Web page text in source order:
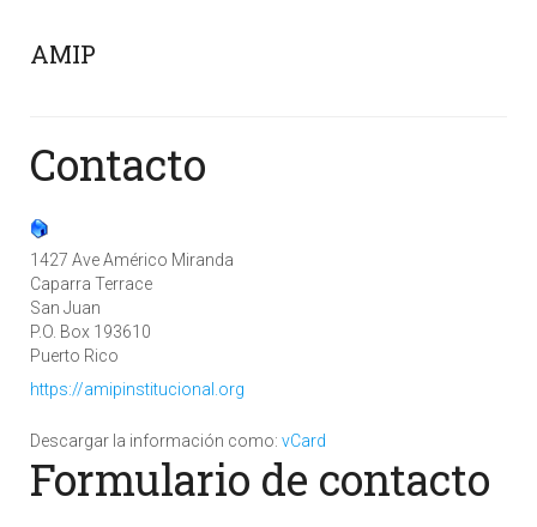
AMIP
Contacto
1427 Ave Américo Miranda
Caparra Terrace
San Juan
P.O. Box 193610
Puerto Rico
https://amipinstitucional.org
Descargar la información como: vCard
Formulario de contacto